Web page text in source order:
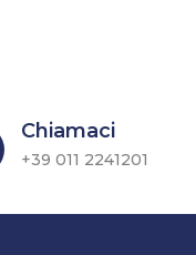
Chiamaci
+39 011 2241201